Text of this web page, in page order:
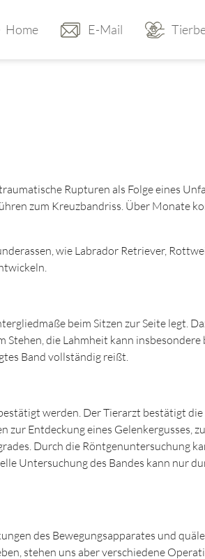
Home E-Mail
Rupturen als Folge eines
zum Kreuzbandriss. Über Monate
wie Labrador Retriever,
beim Sitzen zur Seite legt.
die Lahmheit kann
Band vollständig reißt.
werden. Der Tierarzt bestätigt
Entdeckung eines Gelenkergusses,
Durch die Röntgenuntersuchung
Untersuchung des Bandes kann nur
des Bewegungsapparates und
stehen uns aber verschiedene